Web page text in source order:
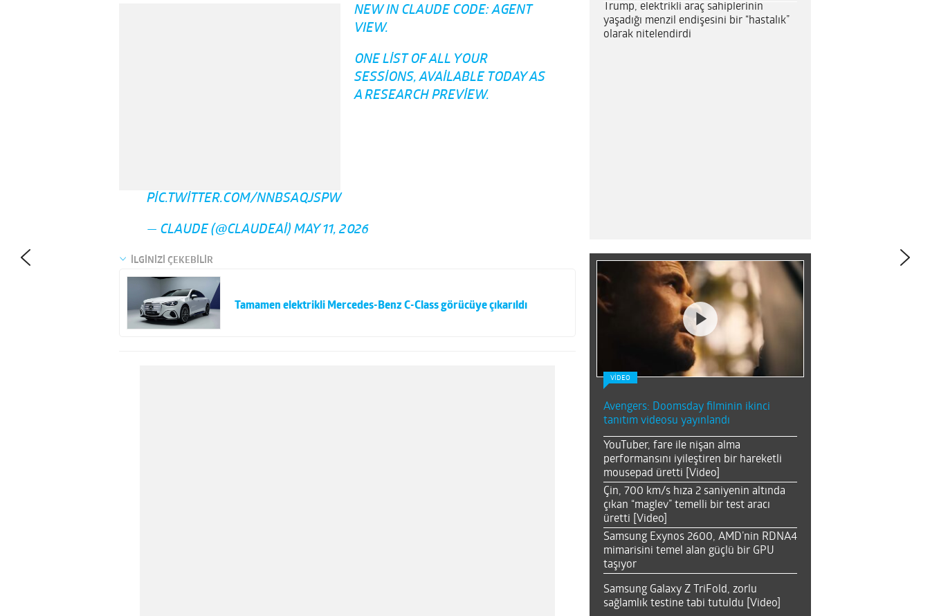
NEW IN CLAUDE CODE: AGENT
VIEW.
ONE LIST OF ALL YOUR
SESSIONS, AVAILABLE TODAY AS
A RESEARCH PREVIEW.
PIC.TWITTER.COM/NNBSAQJSPW
— CLAUDE (@CLAUDEAI) MAY 11, 2026
İLGİNİZİ ÇEKEBİLİR
Tamamen elektrikli Mercedes-Benz C-Class görücüye çıkarıldı
Trump, elektrikli araç sahiplerinin
yaşadığı menzil endişesini bir “hastalık”
olarak nitelendirdi
VİDEO
Avengers: Doomsday filminin ikinci
tanıtım videosu yayınlandı
YouTuber, fare ile nişan alma
performansını iyileştiren bir hareketli
mousepad üretti [Video]
Çin, 700 km/s hıza 2 saniyenin altında
çıkan “maglev” temelli bir test aracı
üretti [Video]
Samsung Exynos 2600, AMD’nin RDNA4
mimarisini temel alan güçlü bir GPU
taşıyor
Samsung Galaxy Z TriFold, zorlu
sağlamlık testine tabi tutuldu [Video]